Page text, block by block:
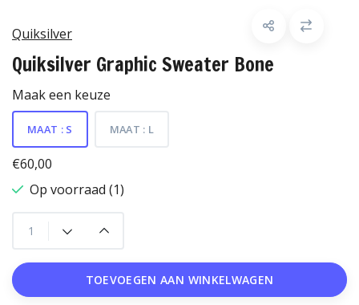
Quiksilver
Quiksilver Graphic Sweater Bone
Maak een keuze
MAAT : S MAAT : L
€60,00
Op voorraad (1)
TOEVOEGEN AAN WINKELWAGEN